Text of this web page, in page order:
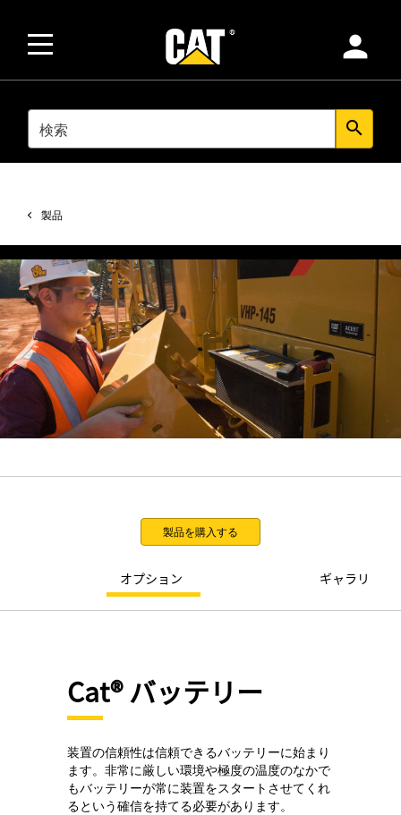
person
SEARCH search
製品
製品を購入する
オプション ギャラリ
Cat® バッテリー
装置の信頼性は信頼できるバッテリーに始まり
ます。非常に厳しい環境や極度の温度のなかで
もバッテリーが常に装置をスタートさせてくれ
るという確信を持てる必要があります。